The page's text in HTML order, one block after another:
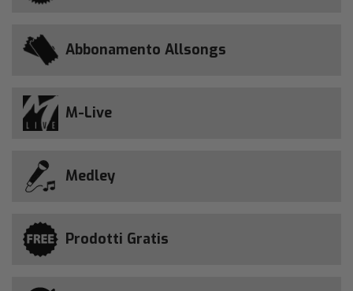
Abbonamento Allsongs
M-Live
Medley
Prodotti Gratis